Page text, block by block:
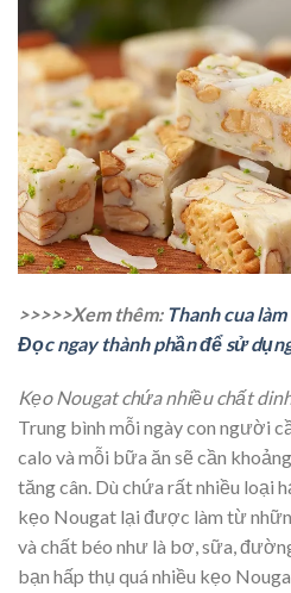
>>>>>Xem thêm: Thanh cua
Đọc ngay thành phần để sử
Kẹo Nougat chứa nhiều chất
Trung bình mỗi ngày con người
calo và mỗi bữa ăn sẽ cần
tăng cân. Dù chứa rất nhiều loại
kẹo Nougat lại được làm từ
và chất béo như là bơ, sữa,
bạn hấp thụ quá nhiều kẹo